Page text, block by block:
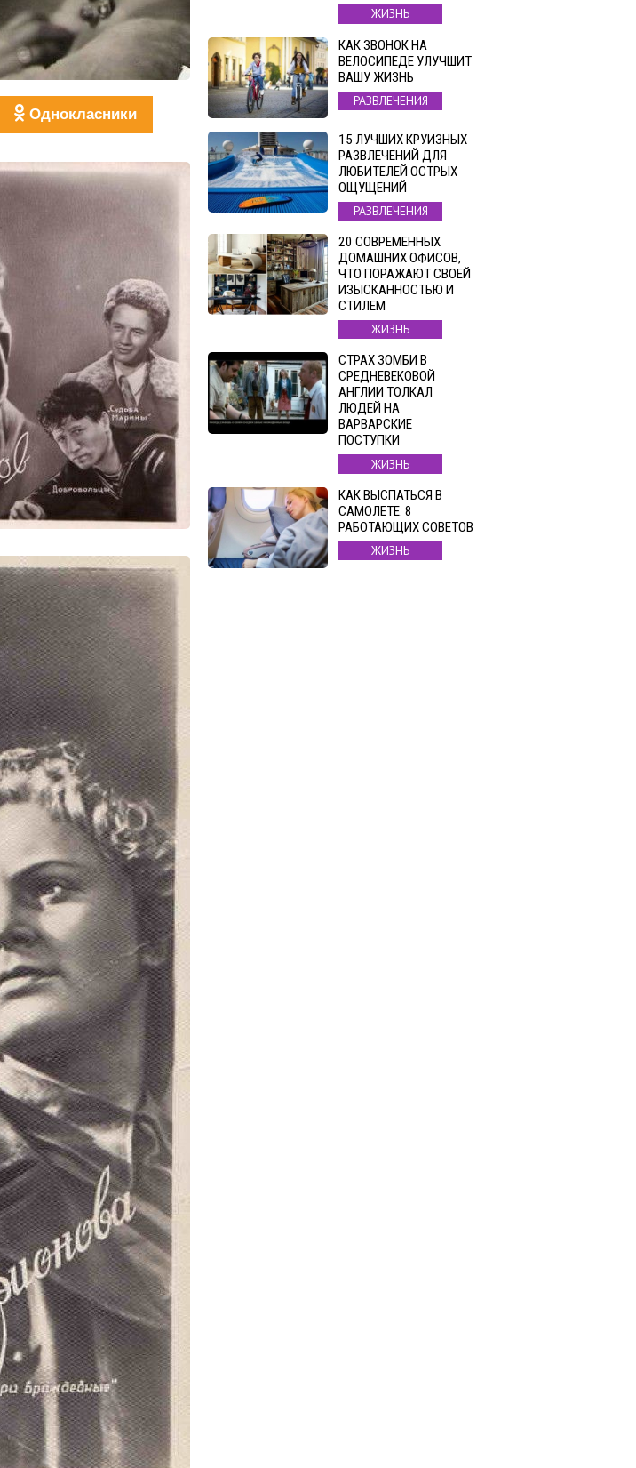
Однокласники
ЖИЗНЬ
КАК ЗВОНОК НА
ВЕЛОСИПЕДЕ УЛУЧШИТ
ВАШУ ЖИЗНЬ
РАЗВЛЕЧЕНИЯ
15 ЛУЧШИХ КРУИЗНЫХ
РАЗВЛЕЧЕНИЙ ДЛЯ
ЛЮБИТЕЛЕЙ ОСТРЫХ
ОЩУЩЕНИЙ
РАЗВЛЕЧЕНИЯ
20 СОВРЕМЕННЫХ
ДОМАШНИХ ОФИСОВ,
ЧТО ПОРАЖАЮТ СВОЕЙ
ИЗЫСКАННОСТЬЮ И
СТИЛЕМ
ЖИЗНЬ
СТРАХ ЗОМБИ В
СРЕДНЕВЕКОВОЙ
АНГЛИИ ТОЛКАЛ
ЛЮДЕЙ НА
ВАРВАРСКИЕ
ПОСТУПКИ
ЖИЗНЬ
КАК ВЫСПАТЬСЯ В
САМОЛЕТЕ: 8
РАБОТАЮЩИХ СОВЕТОВ
ЖИЗНЬ